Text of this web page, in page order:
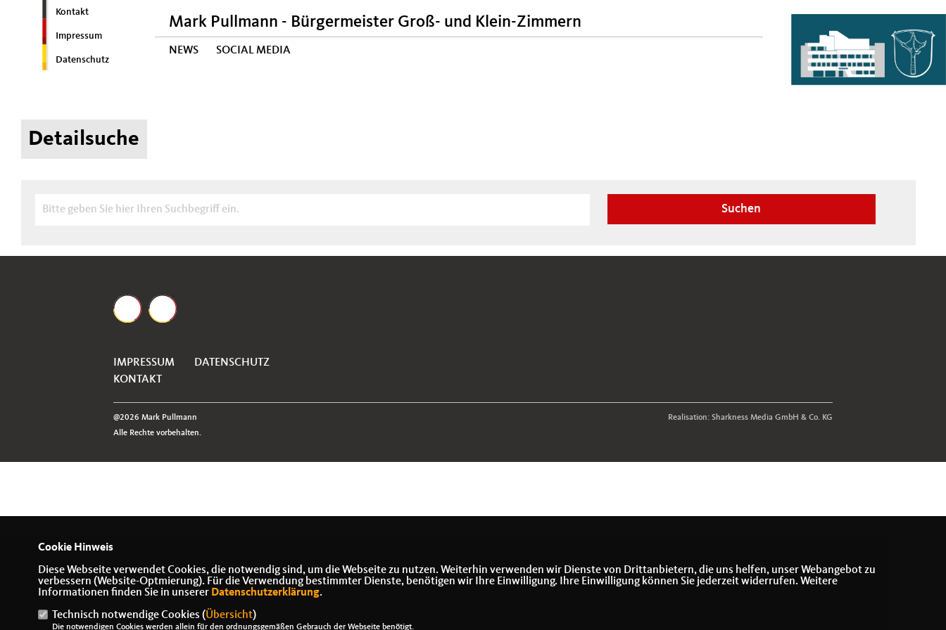
Kontakt
Impressum
Datenschutz
Mark Pullmann - Bürgermeister Groß- und Klein-Zimmern
NEWS SOCIAL MEDIA
Detailsuche
IMPRESSUM
DATENSCHUTZ
KONTAKT
@2026 Mark Pullmann
Alle Rechte vorbehalten.
Realisation: Sharkness Media GmbH & Co. KG
Cookie Hinweis
Diese Webseite verwendet Cookies, die notwendig sind, um die Webseite zu nutzen. Weiterhin verwenden wir Dienste von Drittanbietern, die uns helfen, unser Webangebot zu
verbessern (Website-Optmierung). Für die Verwendung bestimmter Dienste, benötigen wir Ihre Einwilligung. Ihre Einwilligung können Sie jederzeit widerrufen. Weitere
Informationen finden Sie in unserer Datenschutzerklärung.
Technisch notwendige Cookies (Übersicht)
Die notwendigen Cookies werden allein für den ordnungsgemäßen Gebrauch der Webseite benötigt.